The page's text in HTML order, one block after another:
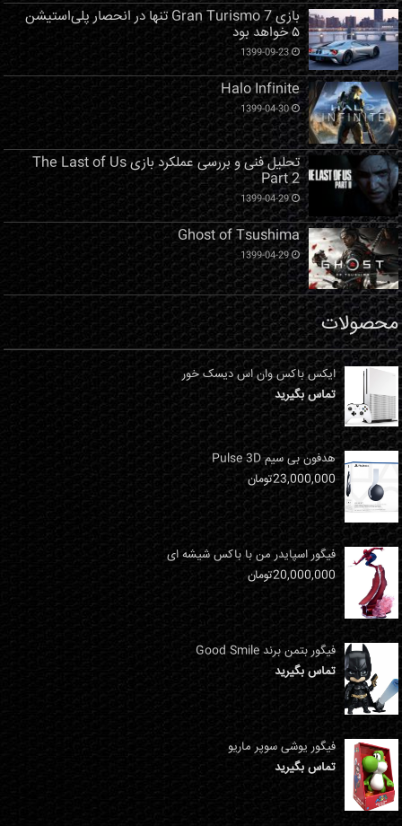
بازی Gran Turismo 7 تنها در انحصار پلی‌استیشن
۵ خواهد بود
1399-09-23
Halo Infinite
1399-04-30
تحلیل فنی و بررسی عملکرد بازی The Last of Us
Part 2
1399-04-29
Ghost of Tsushima
1399-04-29
محصولات
ایکس باکس وان اس دیسک خور
تماس بگیرید
هدفون بی سیم Pulse 3D
23,000,000تومان
فیگور اسپایدر من با باکس شیشه ای
20,000,000تومان
فیگور بتمن برند Good Smile
تماس بگیرید
فیگور یوشی سوپر ماریو
تماس بگیرید